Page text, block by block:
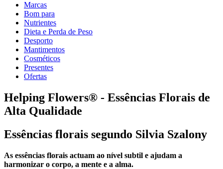
Marcas
Bom para
Nutrientes
Dieta e Perda de Peso
Desporto
Mantimentos
Cosméticos
Presentes
Ofertas
Helping Flowers® - Essências Florais de
Alta Qualidade
Essências florais segundo Silvia Szalony
As essências florais actuam ao nível subtil e ajudam a
harmonizar o corpo, a mente e a alma.